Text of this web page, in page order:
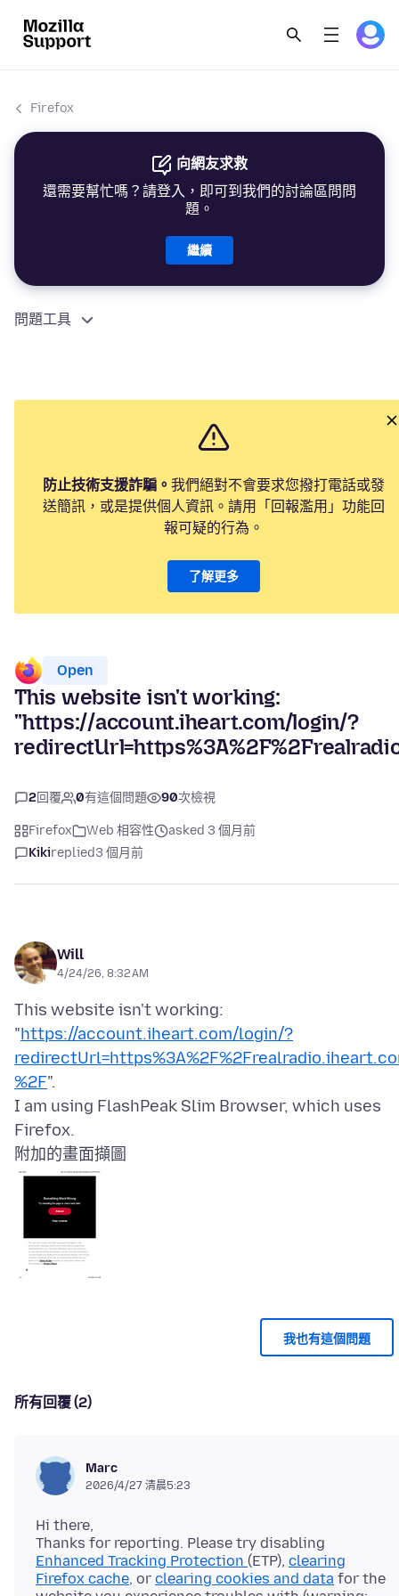
Firefox
向網友求救
還需要幫忙嗎？請登入，即可到我們的討論區問問
題。
繼續
問題工具
防止技術支援詐騙。 我們絕對不會要求您撥打電話或發
送簡訊，或是提供個人資訊。請用「回報濫用」功能回
報可疑的行為。
了解更多
Open
This website isn't working:
"https://account.iheart.com/login/?
2回覆 0有這個問題 90次檢視
Firefox Web 相容性
asked 3 個月前
Kikireplied3 個月前
Will
4/24/26, 8:32 AM
This website isn't working:
"https://account.iheart.com/login/?
%2F".
I am using FlashPeak Slim Browser, which uses
附加的畫面擷圖
我也有這個問題
所有回覆 (2)
Marc
2026/4/27 清晨5:23
Hi there,
Thanks for reporting. Please try disabling
Enhanced Tracking Protection (ETP), clearing
Firefox cache, or clearing cookies and data for the